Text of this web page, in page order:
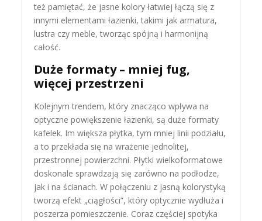
też pamiętać, że jasne kolory łatwiej łączą się z
innymi elementami łazienki, takimi jak armatura,
lustra czy meble, tworząc spójną i harmonijną
całość.
Duże formaty – mniej fug,
więcej przestrzeni
Kolejnym trendem, który znacząco wpływa na
optyczne powiększenie łazienki, są duże formaty
kafelek. Im większa płytka, tym mniej linii podziału,
a to przekłada się na wrażenie jednolitej,
przestronnej powierzchni. Płytki wielkoformatowe
doskonale sprawdzają się zarówno na podłodze,
jak i na ścianach. W połączeniu z jasną kolorystyką
tworzą efekt „ciągłości”, który optycznie wydłuża i
poszerza pomieszczenie. Coraz częściej spotyka